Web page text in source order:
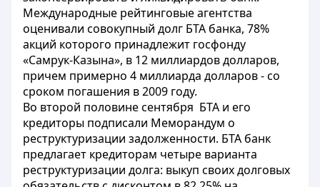
Международные рейтинговые агентства
оценивали совокупный долг БТА банка, 78%
акций которого принадлежит госфонду
«Самрук-Казына», в 12 миллиардов долларов,
причем примерно 4 миллиарда долларов - со
сроком погашения в 2009 году.
Во второй половине сентября БТА и его
кредиторы подписали Меморандум о
реструктуризации задолженности. БТА банк
предлагает кредиторам четыре варианта
реструктуризации долга: выкуп своих долговых